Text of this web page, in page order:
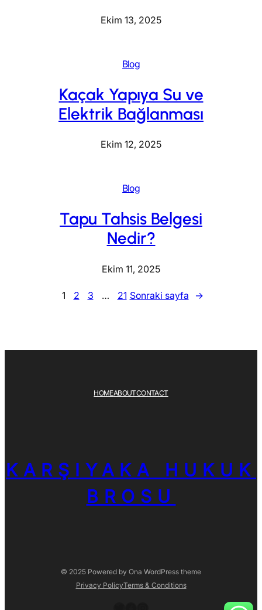
Ekim 13, 2025
Blog
Kaçak Yapıya Su ve
Elektrik Bağlanması
Ekim 12, 2025
Blog
Tapu Tahsis Belgesi
Nedir?
Ekim 11, 2025
1 2 3 … 21 Sonraki sayfa →
HOMEABOUTCONTACT
KARŞIYAKA HUKUK
BROSU
© 2025 Powered by Ona WordPress theme
Privacy PolicyTerms & Conditions